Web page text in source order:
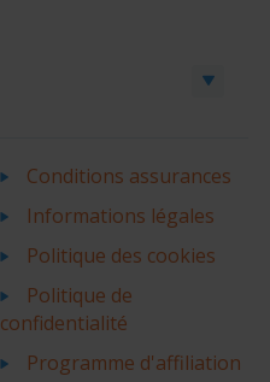
Conditions assurances
Informations légales
Politique des cookies
Politique de
confidentialité
Programme d'affiliation